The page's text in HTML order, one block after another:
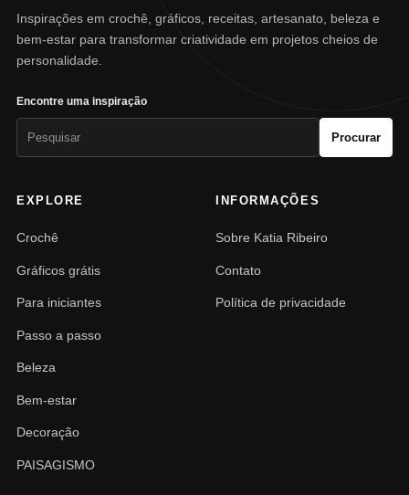
Inspirações em crochê, gráficos, receitas, artesanato, beleza e
bem-estar para transformar criatividade em projetos cheios de
personalidade.
Encontre uma inspiração
Procurar
EXPLORE
Crochê
Gráficos grátis
Para iniciantes
Passo a passo
Beleza
Bem-estar
Decoração
PAISAGISMO
INFORMAÇÕES
Sobre Katia Ribeiro
Contato
Política de privacidade